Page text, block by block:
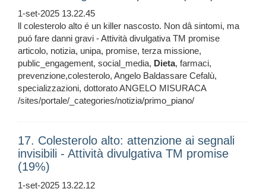
1-set-2025 13.22.45
ll colesterolo alto é un killer nascosto. Non dâ sintomi, ma
puó fare danni gravi - Attività divulgativa TM promise
articolo, notizia, unipa, promise, terza missione,
public_engagement, social_media, Dieta, farmaci,
prevenzione,colesterolo, Angelo Baldassare Cefalù,
specializzazioni, dottorato ANGELO MISURACA
/sites/portale/_categories/notizia/primo_piano/
17. Colesterolo alto: attenzione ai segnali
invisibili - Attività divulgativa TM promise
(19%)
1-set-2025 13.22.12